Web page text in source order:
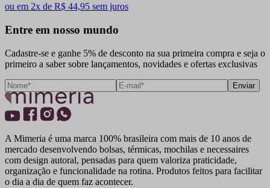
ou em 2x de R$ 44,95 sem juros
Entre em nosso mundo
Cadastre-se e ganhe 5% de desconto na sua primeira compra e seja o
primeiro a saber sobre lançamentos, novidades e ofertas exclusivas
Enviar
A Mimeria é uma marca 100% brasileira com mais de 10 anos de
mercado desenvolvendo bolsas, térmicas, mochilas e necessaires
com design autoral, pensadas para quem valoriza praticidade,
organização e funcionalidade na rotina. Produtos feitos para facilitar
o dia a dia de quem faz acontecer.